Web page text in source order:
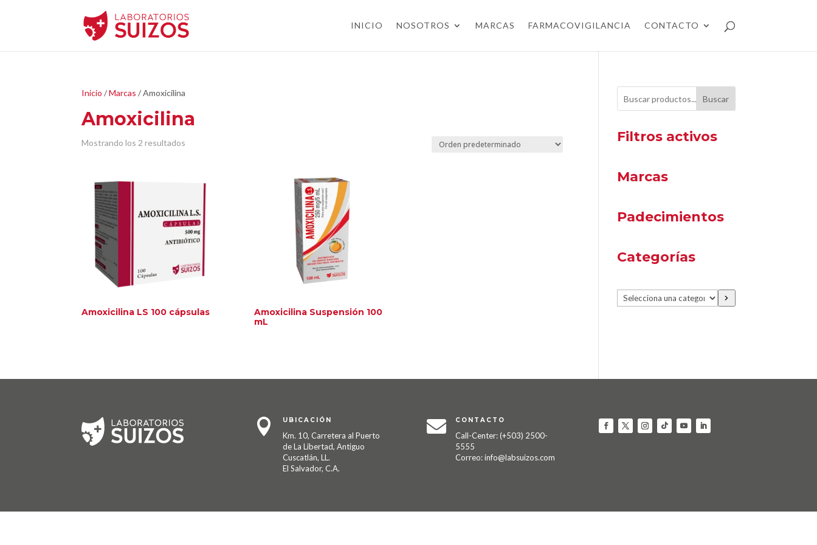
INICIO NOSOTROS MARCAS FARMACOVIGILANCIA CONTACTO
Inicio /Marcas / Amoxicilina
Amoxicilina
Mostrando los 2 resultados
Amoxicilina LS 100 cápsulas
Amoxicilina Suspensión 100
mL
Buscar
Filtros activos
Marcas
Padecimientos
Categorías
Selecciona
una
 UBICACIÓN
Km. 10, Carretera al Puerto
de La Libertad, Antiguo
Cuscatlán, LL.
El Salvador, C.A.
 CONTACTO
Call-Center: (+503) 2500-
5555
Correo: info@labsuizos.com